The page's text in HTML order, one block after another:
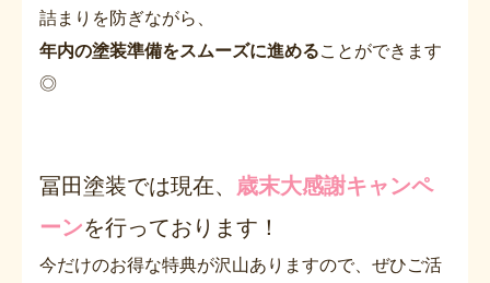
詰まりを防ぎながら、
年内の塗装準備をスムーズに進めることができます
◎
冨田塗装では現在、 歳末大感謝キャンペ
ーンを行っております！
今だけのお得な特典が沢山ありますので、ぜひご活